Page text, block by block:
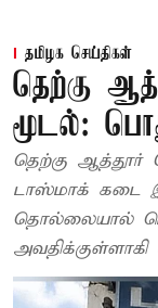
தமிழக செய்திகள்
தெற்கு
மூடல்:
தெற்கு ஆத்தூர்
டாஸ்மாக் கடை
தொல்லையால்